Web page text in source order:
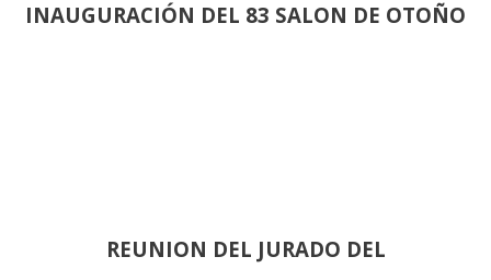
INAUGURACIÓN DEL 83 SALON DE OTOÑO
REUNION DEL JURADO DEL